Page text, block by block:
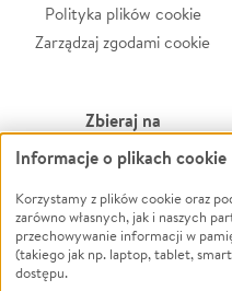
Polityka plików cookie
Zarządzaj zgodami cookie
Zbieraj na
Leczenie
Zwierzęta
Pożar
Ukraina
Informacje o plikach cookie
Korzystamy z plików cookie oraz
zarówno własnych, jak i naszych
przechowywanie informacji w
(takiego jak np. laptop, tablet,
dostępu.